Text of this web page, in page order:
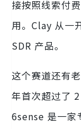
接按照线索付
用。Clay 从一
SDR 产品。
这个赛道还有
年首次超过了
6sense 是一家